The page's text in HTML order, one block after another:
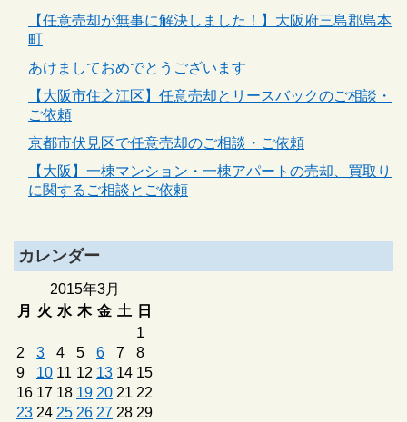
【任意売却が無事に解決しました！】大阪府三島郡島本
町
あけましておめでとうございます
【大阪市住之江区】任意売却とリースバックのご相談・
ご依頼
京都市伏見区で任意売却のご相談・ご依頼
【大阪】一棟マンション・一棟アパートの売却、買取り
に関するご相談とご依頼
カレンダー
2015年3月
月
火 水 木 金 土
日
1
2
3 4 5 6 7
8
9
10 11 12 13 14 15
16 17 18 19 20 21 22
23 24 25 26 27 28 29